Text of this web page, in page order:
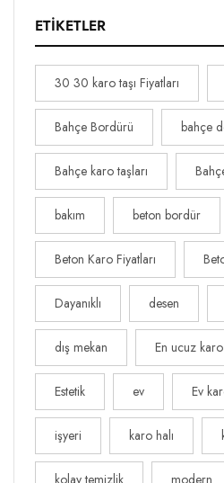
ETIKETLER
30 30 karo taşı Fiyatları
Bahçe Bordürü bahçe
Bahçe karo taşları
bakım beton bordür
Beton Karo Fiyatları
Dayanıklı desen
dış mekan En ucuz karo
Estetik ev Ev
işyeri karo halı
kolay temizlik modern